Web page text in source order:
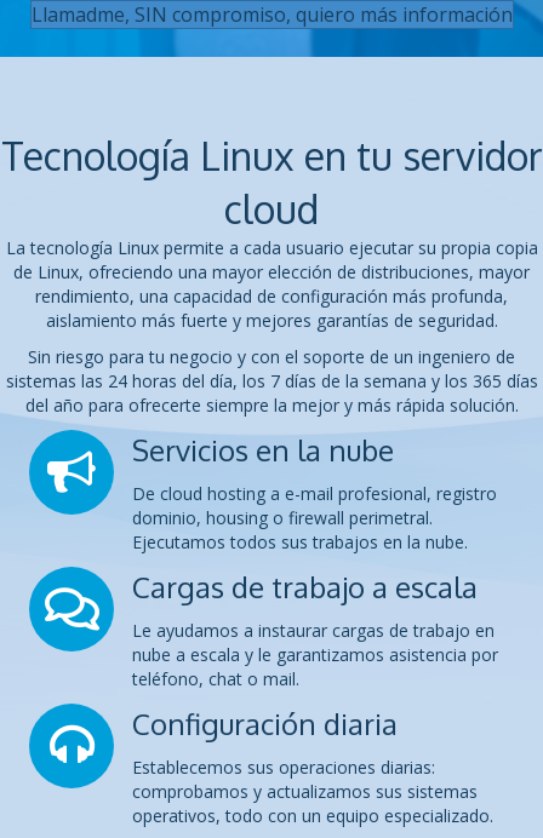
Llamadme, SIN compromiso, quiero más información
Tecnología Linux en tu servidor
cloud
La tecnología Linux permite a cada usuario ejecutar su propia copia
de Linux, ofreciendo una mayor elección de distribuciones, mayor
rendimiento, una capacidad de configuración más profunda,
aislamiento más fuerte y mejores garantías de seguridad.
Sin riesgo para tu negocio y con el soporte de un ingeniero de
sistemas las 24 horas del día, los 7 días de la semana y los 365 días
del año para ofrecerte siempre la mejor y más rápida solución.
Servicios en la nube
De cloud hosting a e-mail profesional, registro
dominio, housing o firewall perimetral.
Ejecutamos todos sus trabajos en la nube.
Cargas de trabajo a escala
Le ayudamos a instaurar cargas de trabajo en
nube a escala y le garantizamos asistencia por
teléfono, chat o mail.
Configuración diaria
Establecemos sus operaciones diarias:
comprobamos y actualizamos sus sistemas
operativos, todo con un equipo especializado.